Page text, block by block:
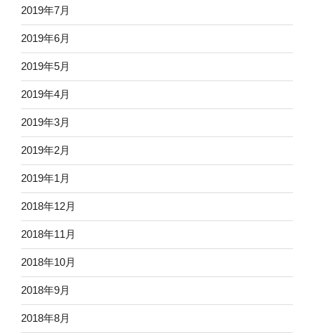
2019年7月
2019年6月
2019年5月
2019年4月
2019年3月
2019年2月
2019年1月
2018年12月
2018年11月
2018年10月
2018年9月
2018年8月